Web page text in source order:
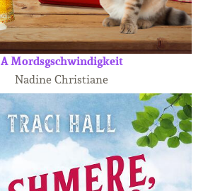
A Mordsgschwindigkeit
Nadine Christiane